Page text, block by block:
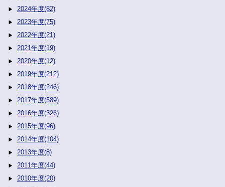
2024年度(82)
2023年度(75)
2022年度(21)
2021年度(19)
2020年度(12)
2019年度(212)
2018年度(246)
2017年度(589)
2016年度(326)
2015年度(96)
2014年度(104)
2013年度(8)
2011年度(44)
2010年度(20)